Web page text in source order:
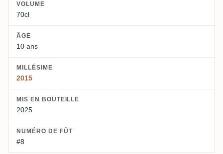
VOLUME
70cl
ÂGE
10 ans
MILLÉSIME
2015
MIS EN BOUTEILLE
2025
NUMÉRO DE FÛT
#8